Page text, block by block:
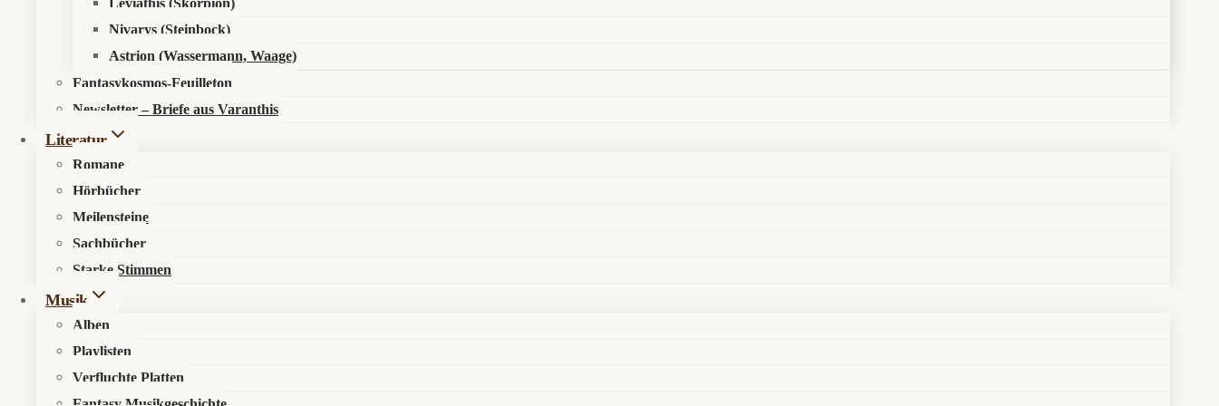
Leviathis (Skorpion)
Nivarys (Steinbock)
Astrion (Wassermann, Waage)
Fantasykosmos-Feuilleton
Newsletter – Briefe aus Varanthis
Literatur
Romane
Hörbücher
Meilensteine
Sachbücher
Starke Stimmen
Musik
Alben
Playlisten
Verfluchte Platten